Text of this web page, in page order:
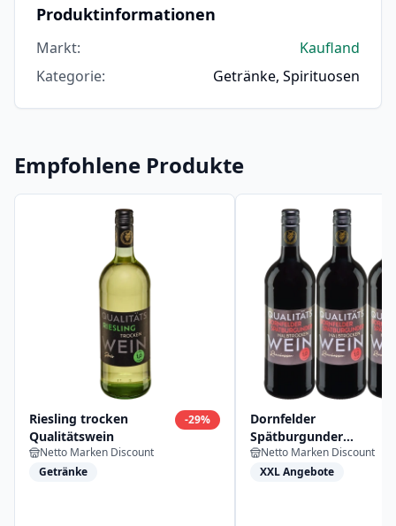
Produktinformationen
Markt:
Kaufland
Kategorie: Getränke, Spirituosen
Empfohlene Produkte
Riesling trocken
Qualitätswein
-29%
Netto Marken Discount
Getränke
Dornfelder
Spätburgunder
Qualitätswein
Netto Marken Discount
XXL Angebote